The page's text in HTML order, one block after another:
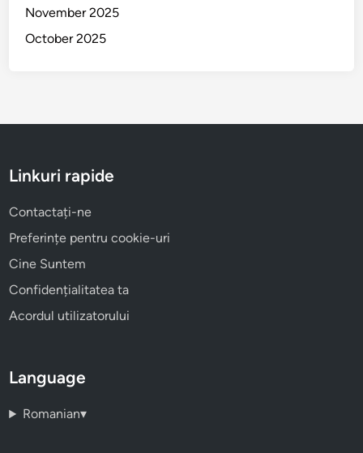
November 2025
October 2025
Linkuri rapide
Contactați-ne
Preferințe pentru cookie-uri
Cine Suntem
Confidențialitatea ta
Acordul utilizatorului
Language
Romanian▾